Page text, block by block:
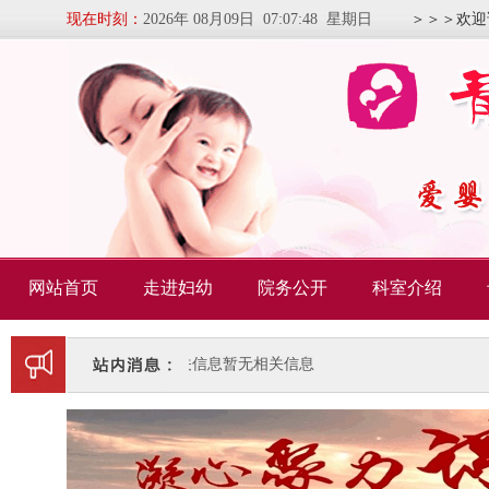
现在时刻： 2026年 08月09日 07:07:49 星期日 ＞＞＞欢
网站首页 走进妇幼 院务公开 科室介绍
暂无相关信息暂无相关信息